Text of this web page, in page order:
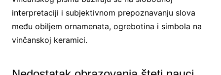
interpretaciji i subjektivnom prepoznavanju slova
među obiljem ornamenata, ogrebotina i simbola na
vinčanskoj keramici.